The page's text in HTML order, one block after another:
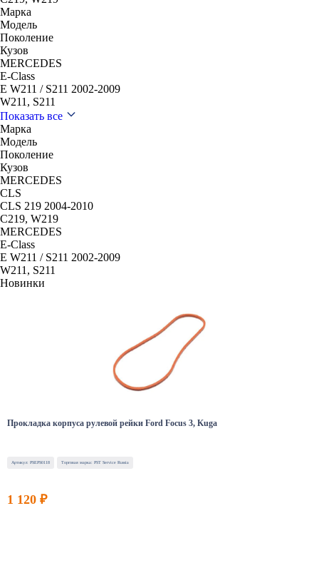
Марка
Модель
Поколение
Кузов
MERCEDES
E-Class
E W211 / S211 2002-2009
W211, S211
Показать все
Марка
Модель
Поколение
Кузов
MERCEDES
CLS
CLS 219 2004-2010
C219, W219
MERCEDES
E-Class
E W211 / S211 2002-2009
W211, S211
Новинки
Прокладка корпуса рулевой рейки Ford Focus 3, Kuga
Артикул: PSEPS0118 Торговая марка: PST Service Russia
1 120 ₽